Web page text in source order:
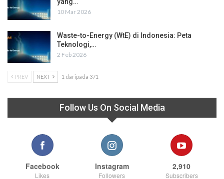
yang…
10 Mar 2026
Waste-to-Energy (WtE) di Indonesia: Peta
Teknologi,…
2 Feb 2026
PREV NEXT 1 daripada 371
Follow Us On Social Media
Facebook
Likes
Instagram
Followers
2,910
Subscribers